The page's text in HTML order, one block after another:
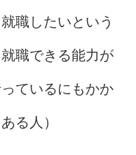
職したいという
職できる能力が
ているにもかか
る人）